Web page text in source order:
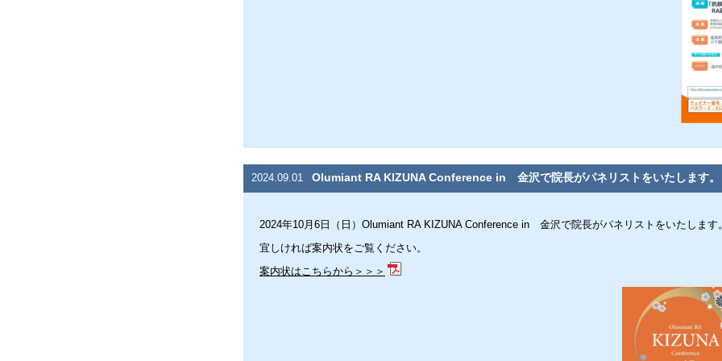
2024.09.01 Olumiant RA KIZUNA Conference in 金沢で院長がパネリストをいたします。
2024年10月6日（日）Olumiant RA KIZUNA Conference in 金沢で院長がパネリストをいたします
宜しければ案内状をご覧ください。
案内状はこちらから＞＞＞